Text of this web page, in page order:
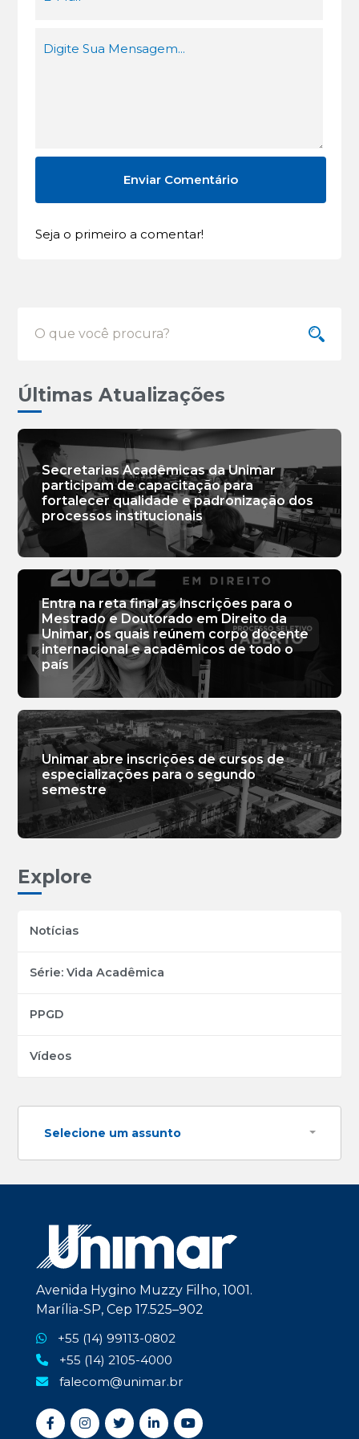
Seja o primeiro a comentar!
Últimas Atualizações
Secretarias Acadêmicas da Unimar
participam de capacitação para
fortalecer qualidade e padronização dos
processos institucionais
Entra na reta final as inscrições para o
Mestrado e Doutorado em Direito da
Unimar, os quais reúnem corpo docente
internacional e acadêmicos de todo o
país
Unimar abre inscrições de cursos de
especializações para o segundo
semestre
Explore
Notícias
Série: Vida Acadêmica
PPGD
Vídeos
Selecione um assunto
Avenida Hygino Muzzy Filho, 1001.
Marília-SP, Cep 17.525–902
+55 (14) 99113-0802
+55 (14) 2105-4000
falecom@unimar.br